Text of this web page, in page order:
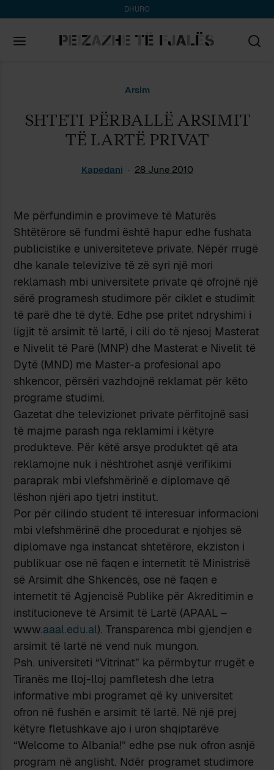
DHURO
Arsim
SHTETI PËRBALLË ARSIMIT
TË LARTË PRIVAT
Kapedani 28 June 2010
Me përfundimin e provimeve të Maturës
Shtëtërore së fundmi është hapur edhe fushata
publicistike e universiteteve private. Nëpër rrugë
dhe kanale televizive të zë syri një mori
reklamash mbi universitete private që ofrojnë një
sërë programesh studimore për ciklet e studimit
të parë dhe të dytë. Edhe pse pritet ndryshimi i
ligjit të arsimit të lartë, i cili do të njesoj Masterat
e Nivelit të Parë (MNP) dhe Masterat e Nivelit të
Dytë (MND) me Master-a profesional apo
shkencor, përsëri vazhdojnë reklamat për këto
programe studimi.
Gazetat dhe televizionet private përfitojnë sasi
të majme parash nga reklamimi i këtyre
produkteve. Për këtë arsye produktet që ata
reklamojne nuk i nështrohet asnjë verifikimi
paraprak mbi vlefshmërinë e diplomave që
lëshon njëri apo tjetri institut.
Por për cilindo student të interesuar informacioni
mbi vlefshmërinë dhe procedurat e njohjes së
diplomave nga instancat shtetërore, ekziston i
publikuar ose në faqen e internetit të Ministrisë
së Arsimit dhe Shkencës, ose në faqen e
internetit të Agjencisë Publike për Akreditimin e
institucioneve të Arsimit të Lartë (APAAL –
www.aaal.edu.al). Transparenca mbi gjendjen e
arsimit të lartë në vend nuk mungon.
Psh. universiteti “Vitrinat” ka përmbytur rrugët e
Tiranës me lloj-lloj pamfletesh dhe letra
informative mbi programet që ky universitet
ofron në fushën e arsimit të lartë. Në një prej
këtyre fletushkave ajo i uron shqiptarëve
“Welcome to Albania!” edhe pse nuk ofron asnjë
program në anglisht. Ndër programet studimore